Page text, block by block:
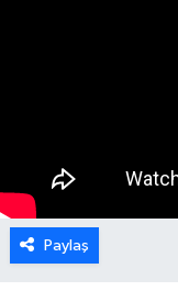
Paylaş
GÜNDEM
HABERDE